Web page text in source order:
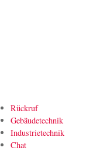
Rückruf
Gebäudetechnik
Industrietechnik
Chat